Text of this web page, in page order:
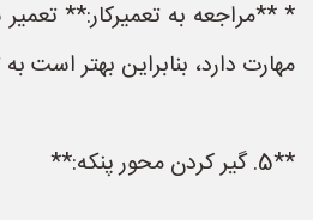
* **مراجعه به تعمیرکار:**
مهارت دارد، بنابراین بهتر است به
**5. گیر کردن محور پنکه:**